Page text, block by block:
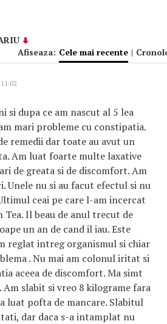
Afiseaza: Cele mai recente |
si dupa ce am nascut al 5 lea
mari probleme cu constipatia.
remedii dar toate au avut un
Am luat foarte multe laxative
de greata si de discomfort. Am
Unele nu si au facut efectul si nu
ceai pe care l-am incercat
Tea. Il beau de anul trecut de
un an de cand il iau. Este
reglat intreg organismul si chiar
. Nu mai am colonul iritat si
aceea de discomfort. Ma simt
Am slabit si vreo 8 kilograme fara
luat pofta de mancare. Slabitul
dar daca s-a intamplat nu